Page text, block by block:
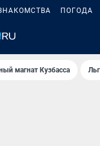
ПОГОДА
магнат Кузбасса